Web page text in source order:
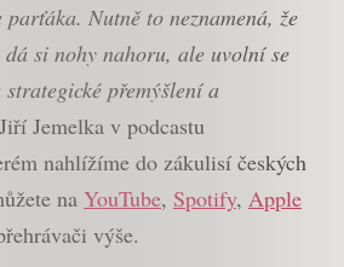
Nutně to neznamená, že
si nohy nahoru, ale uvolní se
přemýšlení a
Jemelka v podcastu
nahlížíme do zákulisí českých
na YouTube, Spotify, Apple
výše.